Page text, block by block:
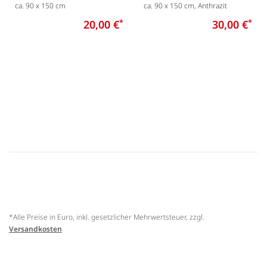
ca. 90 x 150 cm
20,00 €*
ca. 90 x 150 cm, Anthrazit
30,00 €*
*Alle Preise in Euro, inkl. gesetzlicher Mehrwertsteuer, zzgl.
Versandkosten